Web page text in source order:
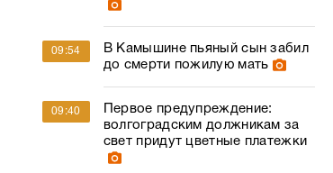
09:54
В Камышине пьяный сын забил
до смерти пожилую мать
09:40
Первое предупреждение:
волгоградским должникам за
свет придут цветные платежки